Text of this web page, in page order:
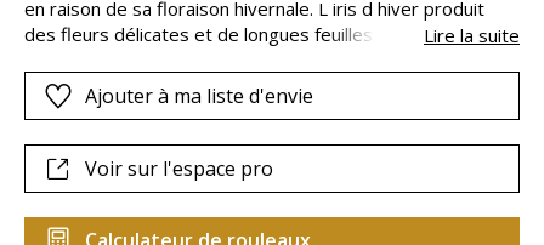
en raison de sa floraison hivernale. L iris d hiver produit
des fleurs délicates et de longues feuilles étroites et
technique novatrice qui consiste à apposer une feuille
métallisée sur le relief de la texture pour obtenir de
Lire la suite
Ajouter à ma liste d'envie
Voir sur l'espace pro